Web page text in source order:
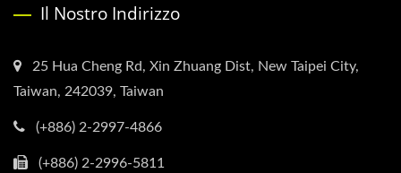
Il Nostro Indirizzo
25 Hua Cheng Rd, Xin Zhuang Dist, New Taipei City,
Taiwan, 242039, Taiwan
(+886) 2-2997-4866
(+886) 2-2996-5811